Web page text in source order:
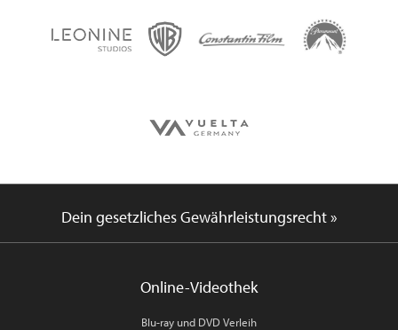
Dein gesetzliches Gewährleistungsrecht »
Online-Videothek
Blu-ray und DVD Verleih